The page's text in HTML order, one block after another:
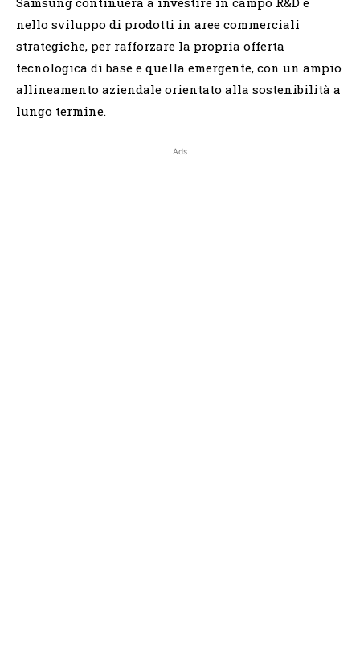
nello sviluppo di prodotti in aree commerciali
strategiche, per rafforzare la propria offerta
tecnologica di base e quella emergente, con un ampio
allineamento aziendale orientato alla sostenibilità a
lungo termine.
Ads